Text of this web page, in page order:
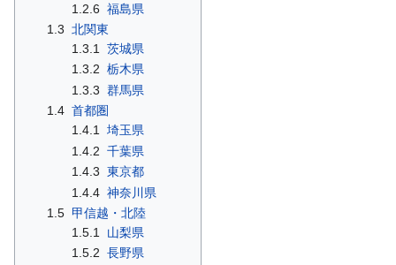
1.2.6 福島県
1.3 北関東
1.3.1
茨城県
1.3.2 栃木県
1.3.3 群馬県
1.4 首都圏
1.4.1 埼玉県
1.4.2 千葉県
1.4.3 東京都
1.4.4 神奈川県
1.5 甲信越・北陸
1.5.1
山梨県
1.5.2 長野県